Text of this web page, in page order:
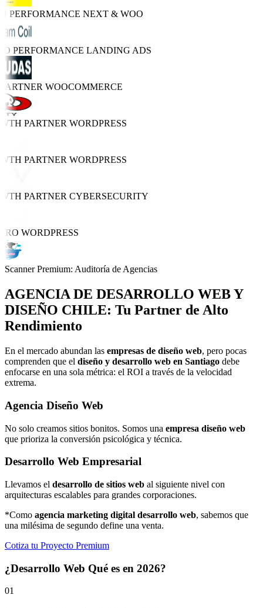
PERFORMANCENEXT & WOO
PERFORMANCELANDING ADS
WOOCOMMERCE
PARTNERWORDPRESS
PARTNERWORDPRESS
PARTNERCYBERSECURITY
WORDPRESS
Scanner Premium: Auditoría de Agencias
AGENCIA DE DESARROLLO WEB Y
DISEÑO CHILE: Tu Partner de Alto
Rendimiento
En el mercado abundan las empresas de diseño web, pero pocas
comprenden que el diseño y desarrollo web en Santiago debe
enfocarse en una sola métrica: el ROI a través de la velocidad
extrema.
Agencia Diseño Web
No solo creamos sitios bonitos. Somos una empresa diseño web
que prioriza la conversión psicológica y técnica.
Desarrollo Web Empresarial
Llevamos el desarrollo de sitios web al siguiente nivel con
arquitecturas escalables para grandes corporaciones.
*Como agencia marketing digital desarrollo web, sabemos que
una milésima de segundo define una venta.
Cotiza tu Proyecto Premium
¿Desarrollo Web Qué es en 2026?
01